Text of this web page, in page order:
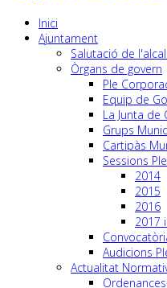
Inici
Ajuntament
Salutació de
Òrgans de govern
Ple
Equip de
La Junta de
Grups
Cartipàs
Sessions
2014
2015
2016
2017
Audicions
Actualitat